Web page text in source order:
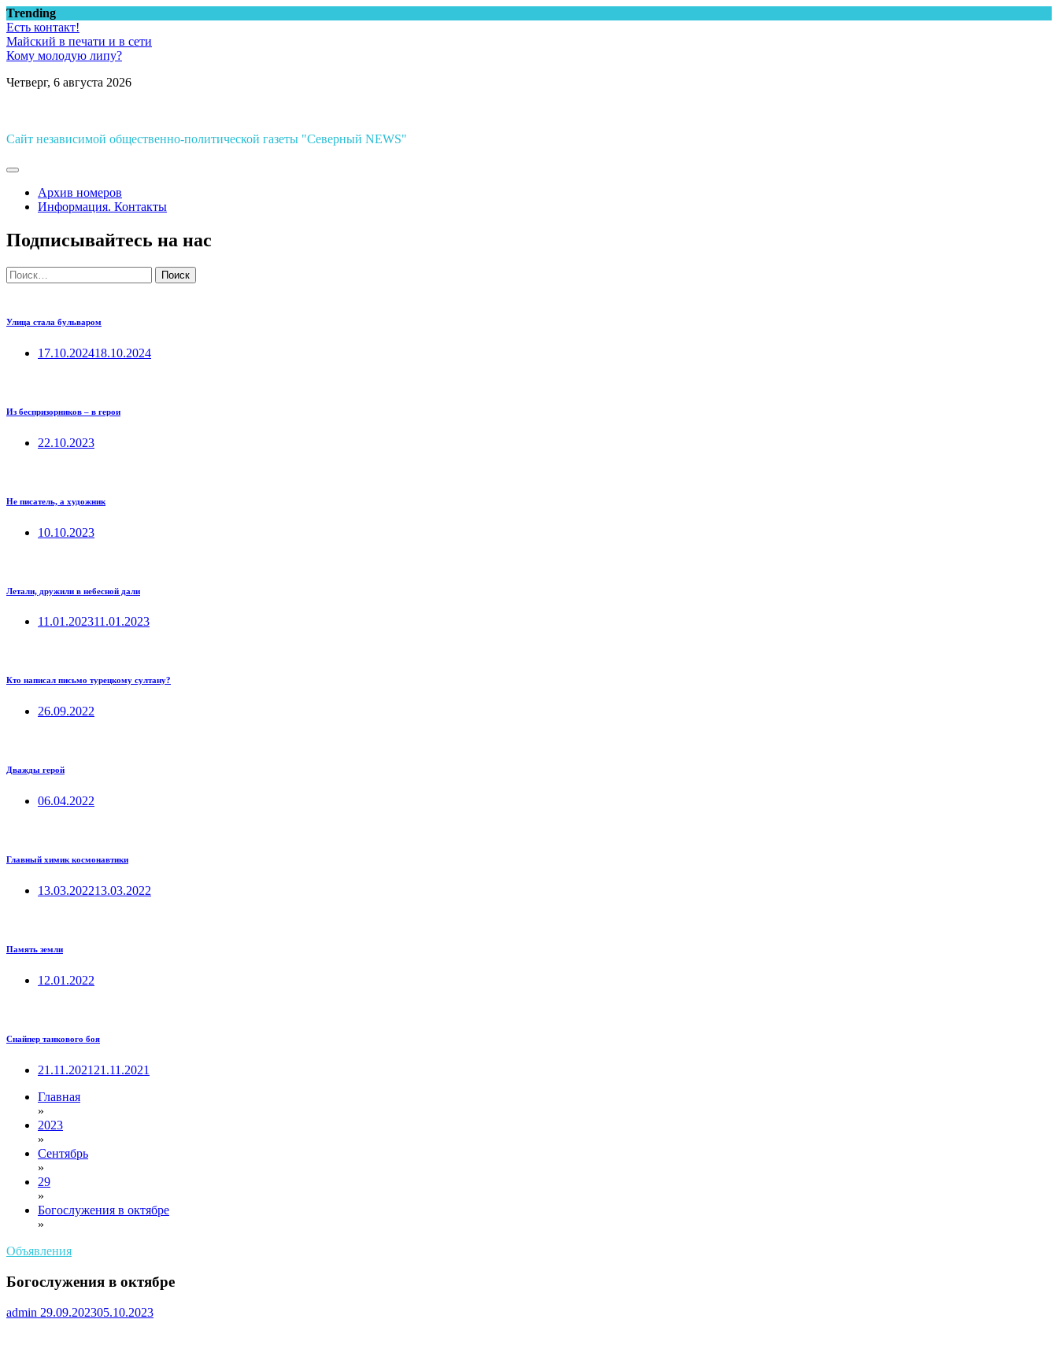
Перейти
к
содержимому
Trending
Есть контакт!
Майский в печати и в сети
Кому молодую липу?
Четверг, 6 августа 2026
Сайт независимой общественно-политической газеты "Северный NEWS"
Архив номеров
Информация. Контакты
Подписывайтесь на нас
Найти:
Улица стала бульваром
17.10.202418.10.2024
Из беспризорников – в герои
22.10.2023
Не писатель, а художник
10.10.2023
Летали, дружили в небесной дали
11.01.202311.01.2023
Кто написал письмо турецкому султану?
26.09.2022
Дважды герой
06.04.2022
Главный химик космонавтики
13.03.202213.03.2022
Память земли
12.01.2022
Снайпер танкового боя
21.11.2021 21.11.2021
Главная
»
2023
»
Сентябрь
»
29
»
Богослужения в октябре
»
Объявления
Богослужения в октябре
admin 29.09.202305.10.2023